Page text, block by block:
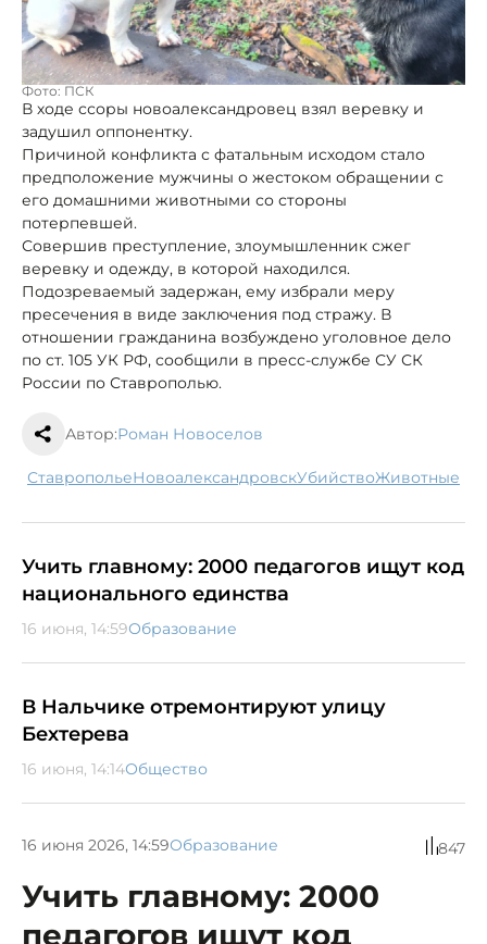
Фото: ПСК
В ходе ссоры новоалександровец взял веревку и
задушил оппонентку.
Причиной конфликта с фатальным исходом стало
предположение мужчины о жестоком обращении с
его домашними животными со стороны
потерпевшей.
Совершив преступление, злоумышленник сжег
веревку и одежду, в которой находился.
Подозреваемый задержан, ему избрали меру
пресечения в виде заключения под стражу. В
отношении гражданина возбуждено уголовное дело
по ст. 105 УК РФ, сообщили в пресс-службе СУ СК
России по Ставрополью.
Автор:Роман Новоселов
Ставрополье Новоалександровск убийство животные
Учить главному: 2000 педагогов ищут код
национального единства
16 июня, 14:59Образование
В Нальчике отремонтируют улицу
Бехтерева
16 июня, 14:14Общество
16 июня 2026, 14:59Образование 847
Учить главному: 2000
педагогов ищут код